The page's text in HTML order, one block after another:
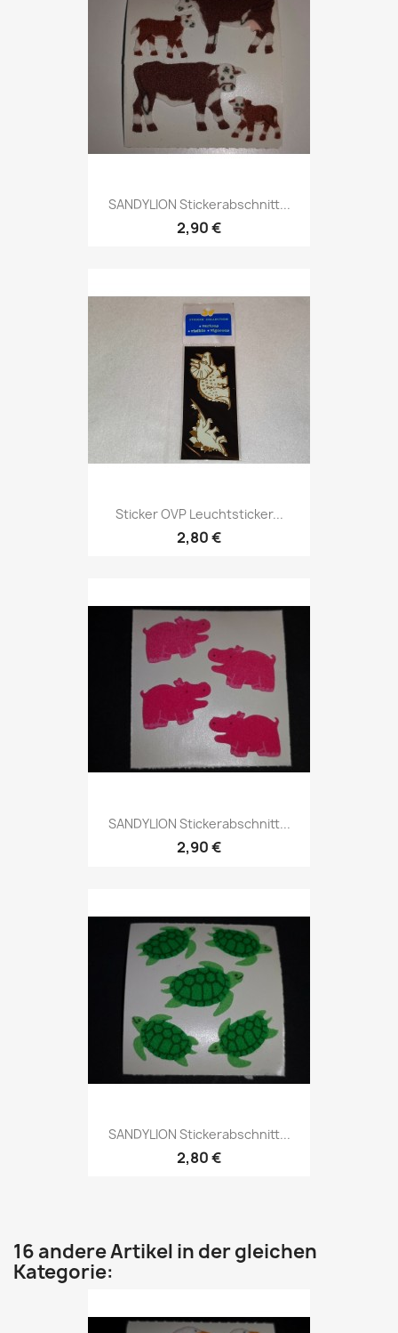
SANDYLION Stickerabschnitt...
2,90 €
Sticker OVP Leuchtsticker...
2,80 €
SANDYLION Stickerabschnitt...
2,90 €
SANDYLION Stickerabschnitt...
2,80 €
16 andere Artikel in der gleichen
Kategorie: